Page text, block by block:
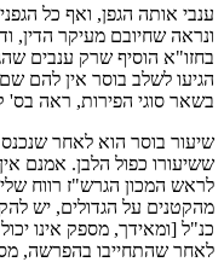
ענבי אותה הגפן, ואף כל
ונראה שחיובם מעיקר הדין,
בחזו"א הוסיף שרק ענבים
הגיעו לשלב בוסר אין להם
בשאר סוגי הפירות, ראה
שיעור בוסר הוא לאחר
ששיעורו כפול הלבן. אמנם
לראש המכון הגרש"ז רווח
מהקטנים על הגדולים, יש
כנ"ל [ומאידך, מספק אינו
לאחר שהתחייבו בהפרשה,